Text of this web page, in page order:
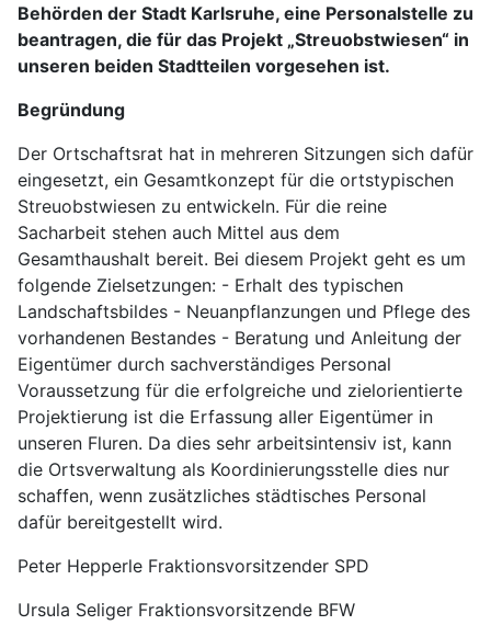
Behörden der Stadt Karlsruhe, eine Personalstelle zu
beantragen, die für das Projekt „Streuobstwiesen“ in
unseren beiden Stadtteilen vorgesehen ist.
Begründung
Der Ortschaftsrat hat in mehreren Sitzungen sich dafür
eingesetzt, ein Gesamtkonzept für die ortstypischen
Streuobstwiesen zu entwickeln. Für die reine
Sacharbeit stehen auch Mittel aus dem
Gesamthaushalt bereit. Bei diesem Projekt geht es um
folgende Zielsetzungen: - Erhalt des typischen
Landschaftsbildes - Neuanpflanzungen und Pflege des
vorhandenen Bestandes - Beratung und Anleitung der
Eigentümer durch sachverständiges Personal
Voraussetzung für die erfolgreiche und zielorientierte
Projektierung ist die Erfassung aller Eigentümer in
unseren Fluren. Da dies sehr arbeitsintensiv ist, kann
die Ortsverwaltung als Koordinierungsstelle dies nur
schaffen, wenn zusätzliches städtisches Personal
dafür bereitgestellt wird.
Peter Hepperle Fraktionsvorsitzender SPD
Ursula Seliger Fraktionsvorsitzende BFW